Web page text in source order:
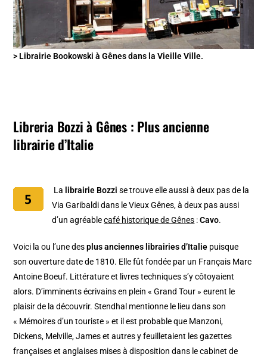
> Librairie Bookowski à Gênes dans la Vieille Ville.
Libreria Bozzi à Gênes : Plus ancienne
librairie d’Italie
La librairie Bozzi se trouve elle aussi à deux pas de la
Via Garibaldi dans le Vieux Gênes, à deux pas aussi
d’un agréablecafé historique de Gênes :Cavo.
Voici la ou l’une desplus anciennes librairies d’Italie puisque
son ouverture date de 1810. Elle fût fondée par un Français Marc
Antoine Boeuf. Littérature et livres techniques s’y côtoyaient
alors. D’imminents écrivains en plein « Grand Tour » eurent le
plaisir de la découvrir. Stendhal mentionne le lieu dans son
« Mémoires d’un touriste » et il est probable que Manzoni,
Dickens, Melville, James et autres y feuilletaient les gazettes
françaises et anglaises mises à disposition dans le cabinet de